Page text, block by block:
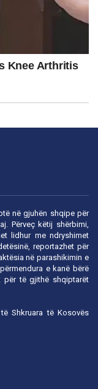
në gjuhën shqipe për
Përveç këtij shërbimi,
lidhur me ndryshimet
reportazhet për
në parashikimin e
e kanë bërë
për të gjithë shqiptarët
Shkruara të Kosovës